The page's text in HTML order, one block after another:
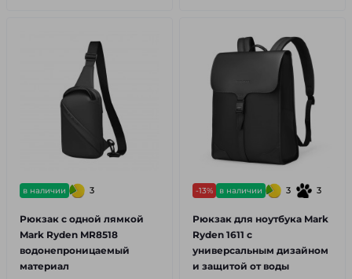
в наличии 3
Рюкзак с одной лямкой
Mark Ryden MR8518
водонепроницаемый
материал
-13% в наличии 3 3
Рюкзак для ноутбука Mark
Ryden 1611 с
универсальным дизайном
и защитой от воды